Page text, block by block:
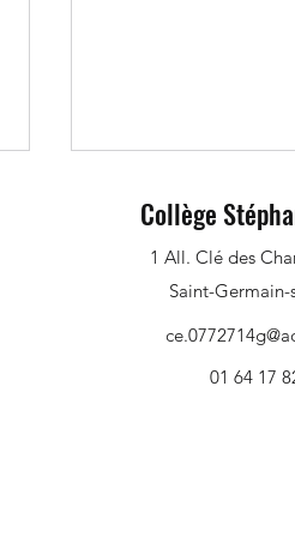
Collecte de bouchons :
Collège
1 All. Clé des
Saint-
01 64 17